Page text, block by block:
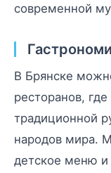
современной
В Брянске
ресторанов,
традиционной
народов мира.
детское меню и